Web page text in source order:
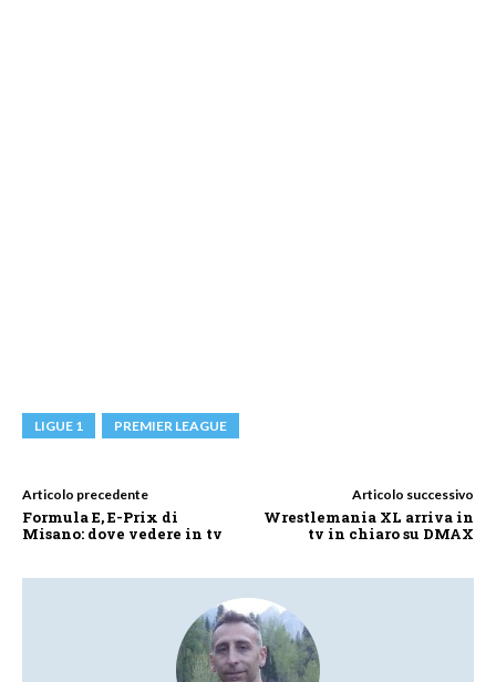
LIGUE 1 PREMIER LEAGUE
Articolo precedente
Formula E, E-Prix di
Misano: dove vedere in tv
Articolo successivo
Wrestlemania XL arriva in
tv in chiaro su DMAX